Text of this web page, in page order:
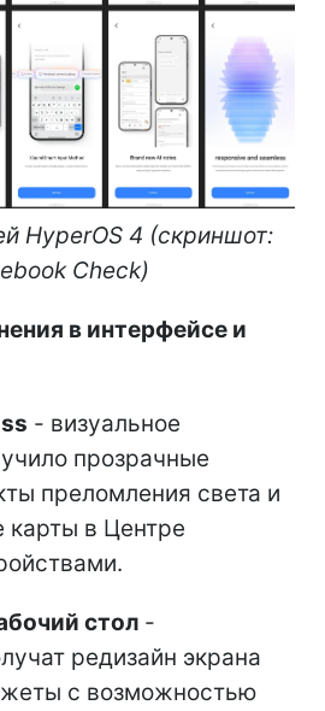
HyperOS 4 (скриншот:
Check)
в интерфейсе и
- визуальное
прозрачные
преломления света и
карты в Центре
стол -
редизайн экрана
с возможностью